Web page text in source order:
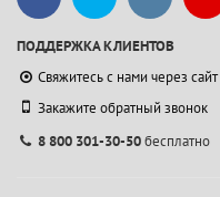
ПОДДЕРЖКА КЛИЕНТОВ
Свяжитесь с нами через сайт
Закажите обратный звонок
8 800 301-30-50бесплатно